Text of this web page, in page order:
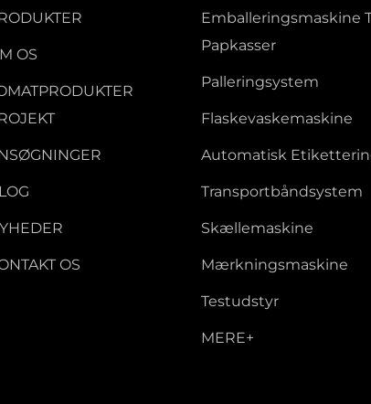
OS
OS
Emballeringsmaskine
Papkasser
Palleringsystem
Flaskevaskemaskine
Automatisk
Transportbåndsystem
Skællemaskine
Mærkningsmaskine
Testudstyr
MERE+